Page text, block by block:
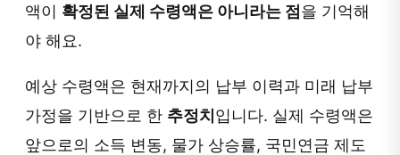
액이 확정된 실제 수령액은 아니라는 점을 기억해
야 해요.
예상 수령액은 현재까지의 납부 이력과 미래 납부
가정을 기반으로 한 추정치입니다. 실제 수령액은
앞으로의 소득 변동, 물가 상승률, 국민연금 제도